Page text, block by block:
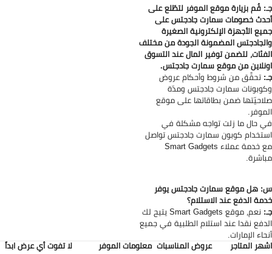
قُم بزيارة موقع الموفر لتطّلع على
خصومات سمارت جادجتس على
الأجهزة الإلكترونية الصغيرة
المضمونة الجودة من مختلف
لتضمن توفير المال عند التسوق
من موقع سمارت جادجتس.
تحقَّق من شروط وأحكام عروض
سمارت جادجتس ومدّة
ضمن بطاقاتها على موقع
حال ما زلت تواجه مشكلة في
كوبون سمارت جادجتس تواصل
مع خدمة عملاء Smart Gadgets
هل موقع سمارت جادجتس يوفر
الدفع عند الاستلام؟
نعم، موقع Smart Gadgets يتيح لك
نقدا عند استلام الطلبية في جميع
الإمارات.
المتاجر
عروض المناسبات معلومات الموفر
لا تفوت أي عرض ابداً